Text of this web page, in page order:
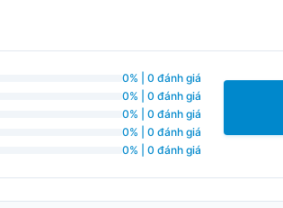
0% | 0 đánh giá
0% | 0 đánh giá
0% | 0 đánh giá
0% | 0 đánh giá
0% | 0 đánh giá